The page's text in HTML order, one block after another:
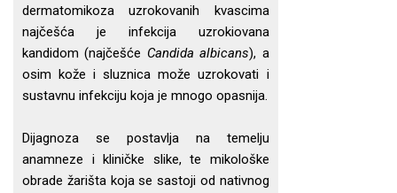
dermatomikoza uzrokovanih kvascima
najčešća je infekcija uzrokiovana
kandidom (najčešće Candida albicans), a
osim kože i sluznica može uzrokovati i
sustavnu infekciju koja je mnogo opasnija.
Dijagnoza se postavlja na temelju
anamneze i kliničke slike, te mikološke
obrade žarišta koja se sastoji od nativnog